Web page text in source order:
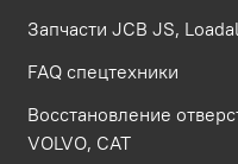
Запчасти JCB JS,
FAQ спецтехники
Восстановление
VOLVO, CAT